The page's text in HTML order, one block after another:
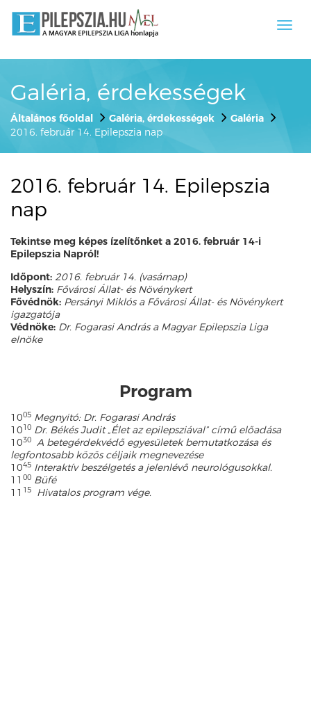
Galéria, érdekességek
Általános főoldal Galéria, érdekességek
Galéria
2016. február 14. Epilepszia nap
2016. február 14. Epilepszia
nap
Tekintse meg képes ízelítőnket a 2016. február 14-i
Epilepszia Napról!
Időpont: 2016. február 14. (vasárnap)
Helyszín: Fővárosi Állat- és Növénykert
Fővédnök: Persányi Miklós a Fővárosi Állat- és Növénykert
igazgatója
Védnöke: Dr. Fogarasi András a Magyar Epilepszia Liga
elnöke
Program
1005 Megnyitó: Dr. Fogarasi András
1010 Dr. Békés Judit „Élet az epilepsziával” című előadása
1030
A betegérdekvédő egyesületek bemutatkozása és
legfontosabb közös céljaik megnevezése
1045 Interaktív beszélgetés a jelenlévő neurológusokkal.
11 00 Büfé
11 15 Hivatalos program vége.